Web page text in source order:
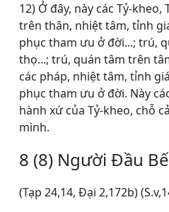
12) Ở đây, này các Tỷ-
trên thân, nhiệt tâm, tỉnh
phục tham ưu ở đời...; trú,
thọ...; trú, quán tâm trên
các pháp, nhiệt tâm, tỉnh
phục tham ưu ở đời. Này
hành xứ của Tỷ-kheo, chỗ
mình.
8 (8) Người Ðầu
(Tạp 24,14, Ðại 2,172b)